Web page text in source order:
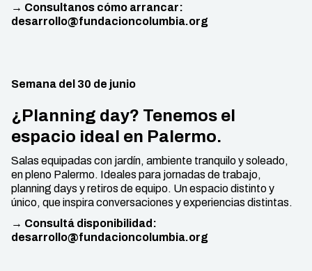
→ Consultanos cómo arrancar:
desarrollo@fundacioncolumbia.org
Semana del 30 de junio
¿Planning day? Tenemos el
espacio ideal en Palermo.
Salas equipadas con jardín, ambiente tranquilo y soleado,
en pleno Palermo. Ideales para jornadas de trabajo,
planning days y retiros de equipo. Un espacio distinto y
único, que inspira conversaciones y experiencias distintas.
→ Consultá disponibilidad:
desarrollo@fundacioncolumbia.org